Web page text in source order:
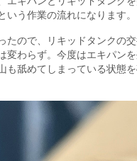
う作業の流れになります。
たので、リキッドタンクの
変わらず。今度はエキパン
も舐めてしまっている状態